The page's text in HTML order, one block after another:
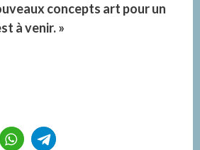
concepts art pour un
à venir. »